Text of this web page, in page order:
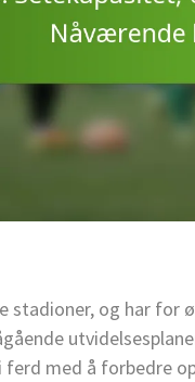
stadioner, og har
ferd med å forbedre